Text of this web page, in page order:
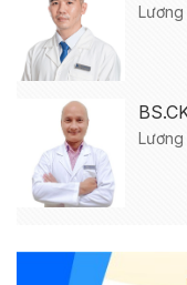
Lương
Lương